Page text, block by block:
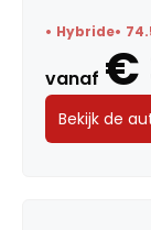
Hybride
vanaf €
Bekijk de